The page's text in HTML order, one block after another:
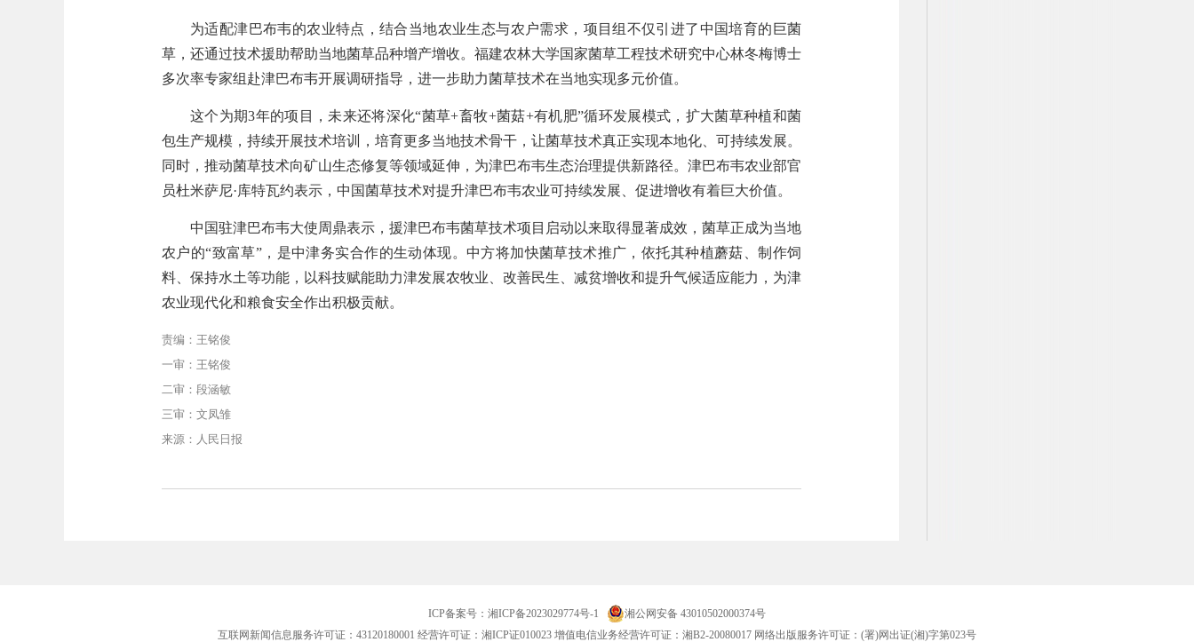
为适配津巴布韦的农业特点，结合当地农业生态与农户需求，项目组不仅引进了中国培育的巨菌
草，还通过技术援助帮助当地菌草品种增产增收。福建农林大学国家菌草工程技术研究中心林冬梅博士
多次率专家组赴津巴布韦开展调研指导，进一步助力菌草技术在当地实现多元价值。
这个为期3年的项目，未来还将深化“菌草+畜牧+菌菇+有机肥”循环发展模式，扩大菌草种植和菌
包生产规模，持续开展技术培训，培育更多当地技术骨干，让菌草技术真正实现本地化、可持续发展。
同时，推动菌草技术向矿山生态修复等领域延伸，为津巴布韦生态治理提供新路径。津巴布韦农业部官
员杜米萨尼·库特瓦约表示，中国菌草技术对提升津巴布韦农业可持续发展、促进增收有着巨大价值。
中国驻津巴布韦大使周鼎表示，援津巴布韦菌草技术项目启动以来取得显著成效，菌草正成为当地
农户的“致富草”，是中津务实合作的生动体现。中方将加快菌草技术推广，依托其种植蘑菇、制作饲
料、保持水土等功能，以科技赋能助力津发展农牧业、改善民生、减贫增收和提升气候适应能力，为津
农业现代化和粮食安全作出积极贡献。
责编：王铭俊
一审：王铭俊
二审：段涵敏
三审：文凤雏
来源：人民日报
ICP备案号： 湘ICP备2023029774号-1
湘公网安备 43010502000374号
互联网新闻信息服务许可证：43120180001 经营许可证：湘ICP证010023 增值电信业务经营许可证：湘B2-20080017 网络出版服务许可证：(署)网出证(湘)字第023号